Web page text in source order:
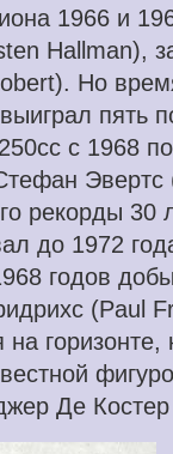
1966 и
Hallman),
Но
пять
с 1968
рекорды 30
до 1972
годов
(Paul
горизонте,
Де